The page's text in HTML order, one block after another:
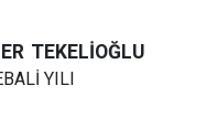
TEKELİOĞLU
YILI